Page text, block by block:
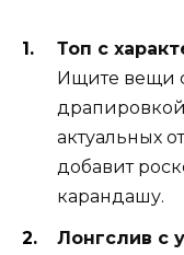
Топ с
Ищите вещи
актуальных
добавит
карандашу.
Лонгслив с